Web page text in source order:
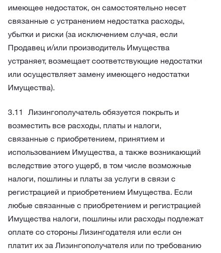
имеющее недостаток, он самостоятельно несет
связанные с устранением недостатка расходы,
убытки и риски (за исключением случая, если
Продавец и/или производитель Имущества
устраняет, возмещает соответствующие недостатки
или осуществляет замену имеющего недостатки
Имущества).
Лизингополучатель обязуется покрыть и
возместить все расходы, платы и налоги,
связанные с приобретением, принятием и
использованием Имущества, а также возникающий
вследствие этого ущерб, в том числе возможные
налоги, пошлины и платы за услуги в связи с
регистрацией и приобретением Имущества. Если
любые связанные с приобретением и регистрацией
Имущества налоги, пошлины или расходы подлежат
оплате со стороны Лизингодателя или если он
платит их за Лизингополучателя или по требованию